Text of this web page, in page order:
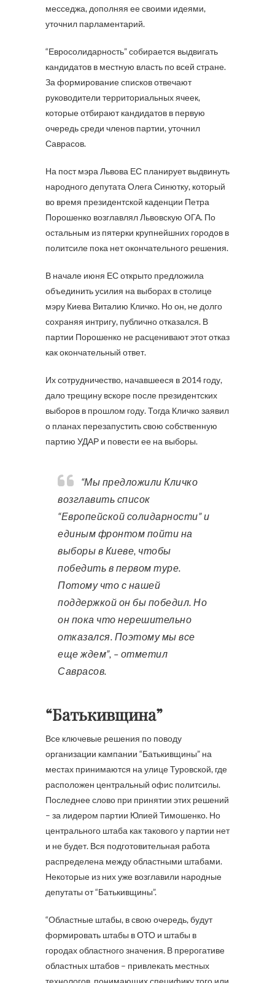
месседжа, дополняя ее своими идеями,
уточнил парламентарий.
“Евросолидарность” собирается выдвигать
кандидатов в местную власть по всей стране.
За формирование списков отвечают
руководители территориальных ячеек,
которые отбирают кандидатов в первую
очередь среди членов партии, уточнил
Саврасов.
На пост мэра Львова ЕС планирует выдвинуть
народного депутата Олега Синютку, который
во время президентской каденции Петра
Порошенко возглавлял Львовскую ОГА. По
остальным из пятерки крупнейшних городов в
политсиле пока нет окончательного решения.
В начале июня ЕС открыто предложила
объединить усилия на выборах в столице
мэру Киева Виталию Кличко. Но он, не долго
сохраняя интригу, публично отказался. В
партии Порошенко не расценивают этот отказ
как окончательный ответ.
Их сотрудничество, начавшееся в 2014 году,
дало трещину вскоре после президентских
выборов в прошлом году. Тогда Кличко заявил
о планах перезапустить свою собственную
партию УДАР и повести ее на выборы.
“Мы предложили Кличко
возглавить список
“Европейской солидарности” и
единым фронтом пойти на
выборы в Киеве, чтобы
победить в первом туре.
Потому что с нашей
поддержкой он бы победил. Но
он пока что нерешительно
отказался. Поэтому мы все
еще ждем”, – отметил
Саврасов.
“Батькивщина”
Все ключевые решения по поводу
организации кампании “Батькивщины” на
местах принимаются на улице Туровской, где
расположен центральный офис политсилы.
Последнее слово при принятии этих решений
– за лидером партии Юлией Тимошенко. Но
центрального штаба как такового у партии нет
и не будет. Вся подготовительная работа
распределена между областными штабами.
Некоторые из них уже возглавили народные
депутаты от “Батькивщины”.
“Областные штабы, в свою очередь, будут
формировать штабы в ОТО и штабы в
городах областного значения. В прерогативе
областных штабов – привлекать местных
технологов, понимающих специфику того или